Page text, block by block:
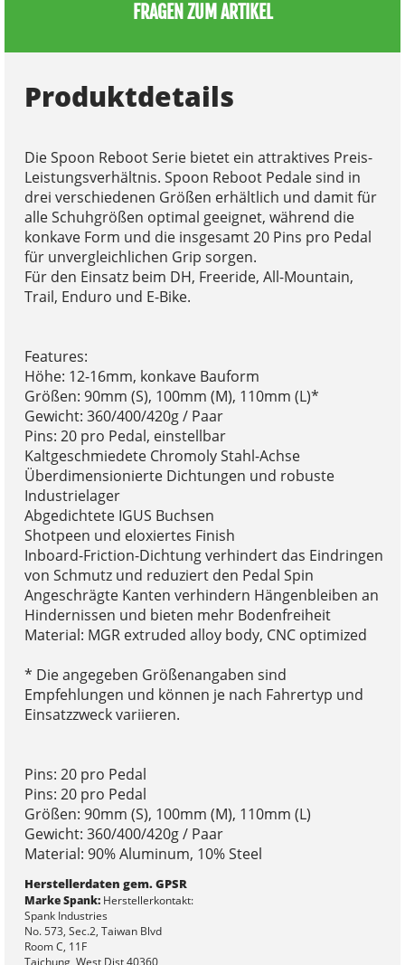
FRAGEN ZUM ARTIKEL
Produktdetails
Die Spoon Reboot Serie bietet ein attraktives Preis-
Leistungsverhältnis. Spoon Reboot Pedale sind in
drei verschiedenen Größen erhältlich und damit für
alle Schuhgrößen optimal geeignet, während die
konkave Form und die insgesamt 20 Pins pro Pedal
für unvergleichlichen Grip sorgen.
Für den Einsatz beim DH, Freeride, All-Mountain,
Trail, Enduro und E-Bike.
Features:
Höhe: 12-16mm, konkave Bauform
Größen: 90mm (S), 100mm (M), 110mm (L)*
Gewicht: 360/400/420g / Paar
Pins: 20 pro Pedal, einstellbar
Kaltgeschmiedete Chromoly Stahl-Achse
Überdimensionierte Dichtungen und robuste
Industrielager
Abgedichtete IGUS Buchsen
Shotpeen und eloxiertes Finish
Inboard-Friction-Dichtung verhindert das Eindringen
von Schmutz und reduziert den Pedal Spin
Angeschrägte Kanten verhindern Hängenbleiben an
Hindernissen und bieten mehr Bodenfreiheit
Material: MGR extruded alloy body, CNC optimized
* Die angegeben Größenangaben sind
Empfehlungen und können je nach Fahrertyp und
Einsatzzweck variieren.
Pins: 20 pro Pedal
Pins: 20 pro Pedal
Größen: 90mm (S), 100mm (M), 110mm (L)
Gewicht: 360/400/420g / Paar
Material: 90% Aluminum, 10% Steel
Herstellerdaten gem. GPSR
Marke Spank:Herstellerkontakt:
Spank Industries
No. 573, Sec.2, Taiwan Blvd
Room C, 11F
Taichung, West Dist 40360